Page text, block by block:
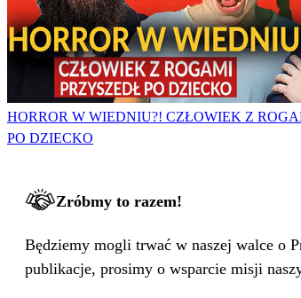
HORROR W WIEDNIU?! CZŁOWIEK Z
PO DZIECKO
Zróbmy to razem!
Będziemy mogli trwać w naszej walce o
publikacje, prosimy o wsparcie misji